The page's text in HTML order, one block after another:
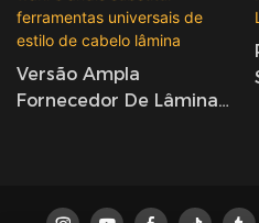
Versão Ampla
Fornecedor De Lâmina
Substitui Ferramentas